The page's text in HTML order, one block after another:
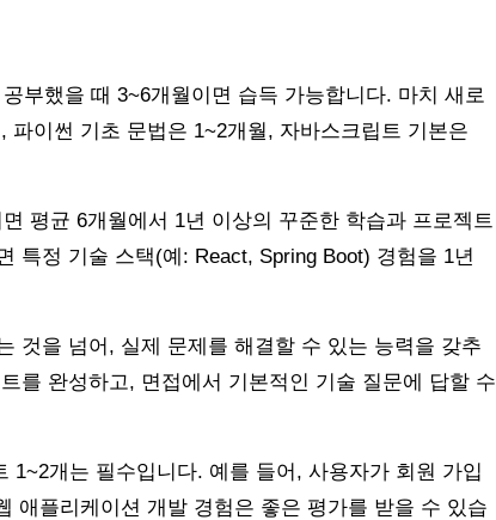
부했을 때 3~6개월이면 습득 가능합니다. 마치 새로
이썬 기초 문법은 1~2개월, 자바스크립트 기본은
평균 6개월에서 1년 이상의 꾸준한 학습과 프로젝트
특정 기술 스택(예: React, Spring Boot) 경험을 1년
것을 넘어, 실제 문제를 해결할 수 있는 능력을 갖추
를 완성하고, 면접에서 기본적인 기술 질문에 답할 수
1~2개는 필수입니다. 예를 들어, 사용자가 회원 가입
애플리케이션 개발 경험은 좋은 평가를 받을 수 있습